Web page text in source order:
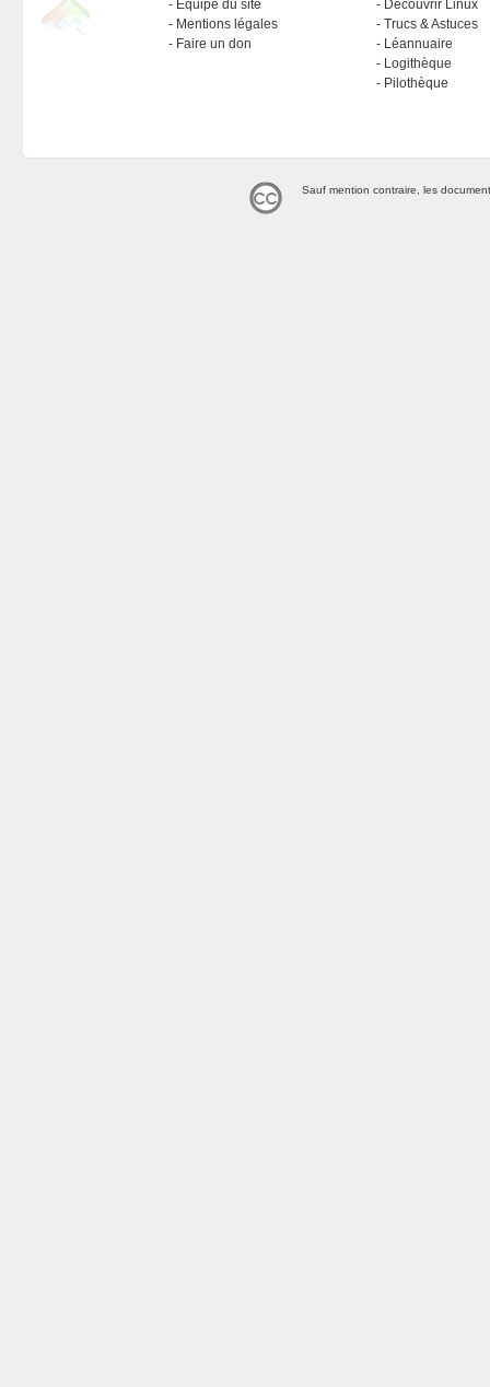
Équipe du site
Mentions légales
Faire un don
Découvrir Linux
Trucs & Astuces
Léannuaire
Logithèque
Pilothèque
Sauf mention contraire, les